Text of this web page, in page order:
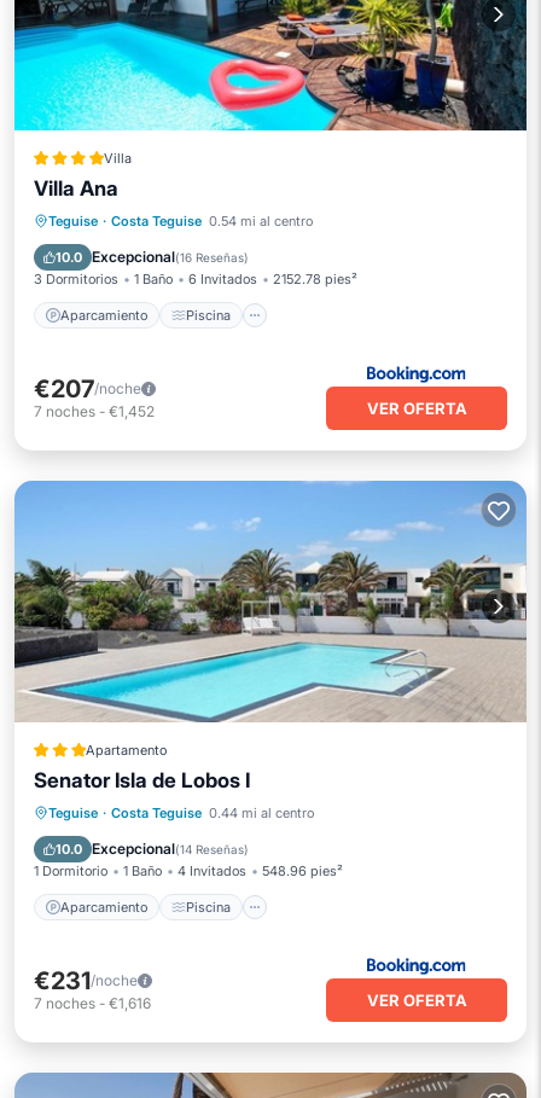
Villa
Villa Ana
Teguise · Costa Teguise 0.54 mi al centro
10.0 Excepcional(16 Reseñas)
3 Dormitorios 1 Baño 6 Invitados 2152.78 pies²
Aparcamiento Piscina
Aparcamiento
Piscina
Balcón/Terraza
€207/noche
7 noches - €1,452 VER OFERTA
Apartamento
Senator Isla de Lobos I
Teguise · Costa Teguise 0.44 mi al centro
10.0 Excepcional(14 Reseñas)
1 Dormitorio 1 Baño 4 Invitados 548.96 pies²
Aparcamiento Piscina
Aparcamiento Piscina
Apto para niños
€231/noche
7 noches - €1,616 VER OFERTA